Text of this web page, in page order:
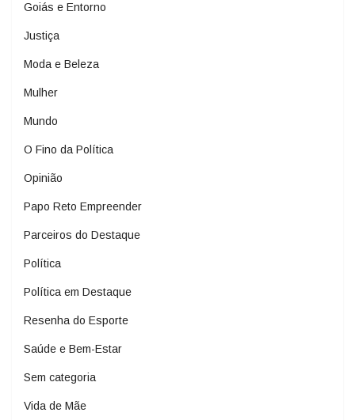
Goiás e Entorno
Justiça
Moda e Beleza
Mulher
Mundo
O Fino da Política
Opinião
Papo Reto Empreender
Parceiros do Destaque
Política
Política em Destaque
Resenha do Esporte
Saúde e Bem-Estar
Sem categoria
Vida de Mãe